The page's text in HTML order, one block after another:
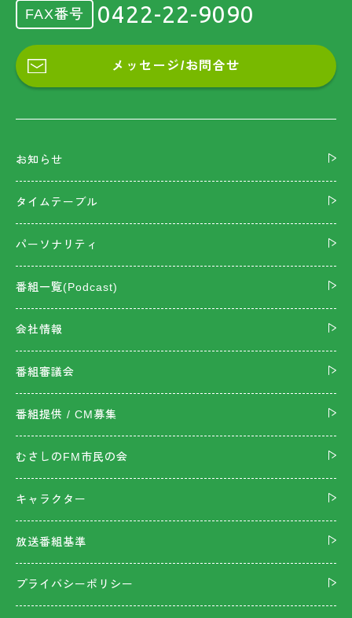
FAX番号 0422-22-9090
メッセージ/お問合せ
お知らせ
タイムテーブル
パーソナリティ
番組一覧(Podcast)
会社情報
番組審議会
番組提供 / CM募集
むさしのFM市民の会
キャラクター
放送番組基準
プライバシーポリシー